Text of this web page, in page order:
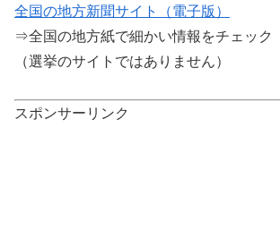
全国の地方新聞サイト（電子版）
⇒全国の地方紙で細かい情報をチェック
（選挙のサイトではありません）
スポンサーリンク